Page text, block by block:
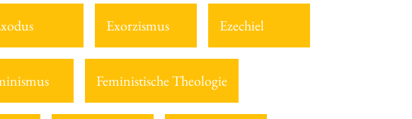
Exorzismus Ezechiel
Feministische Theologie